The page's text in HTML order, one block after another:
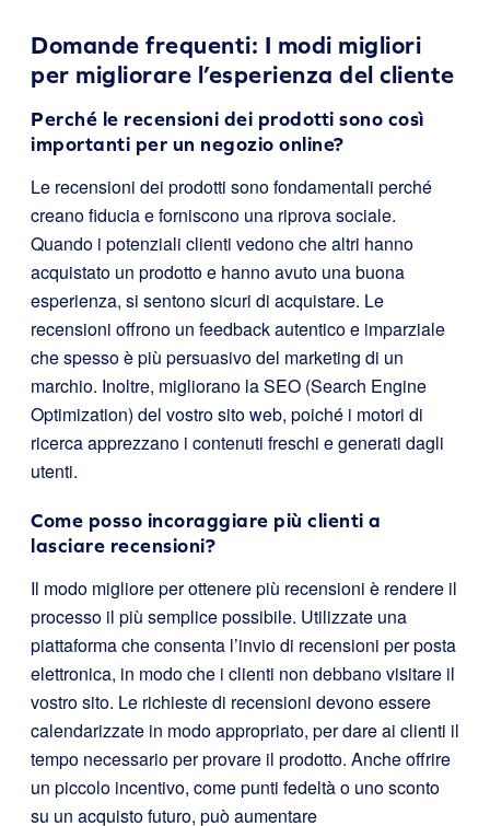
Domande frequenti: I modi migliori
per migliorare l’esperienza del cliente
Perché le recensioni dei prodotti sono così
importanti per un negozio online?
Le recensioni dei prodotti sono fondamentali perché
creano fiducia e forniscono una riprova sociale.
Quando i potenziali clienti vedono che altri hanno
acquistato un prodotto e hanno avuto una buona
esperienza, si sentono sicuri di acquistare. Le
recensioni offrono un feedback autentico e imparziale
che spesso è più persuasivo del marketing di un
marchio. Inoltre, migliorano la SEO (Search Engine
Optimization) del vostro sito web, poiché i motori di
ricerca apprezzano i contenuti freschi e generati dagli
utenti.
Come posso incoraggiare più clienti a
lasciare recensioni?
Il modo migliore per ottenere più recensioni è rendere il
processo il più semplice possibile. Utilizzate una
piattaforma che consenta l’invio di recensioni per posta
elettronica, in modo che i clienti non debbano visitare il
vostro sito. Le richieste di recensioni devono essere
calendarizzate in modo appropriato, per dare ai clienti il
tempo necessario per provare il prodotto. Anche offrire
un piccolo incentivo, come punti fedeltà o uno sconto
su un acquisto futuro, può aumentare